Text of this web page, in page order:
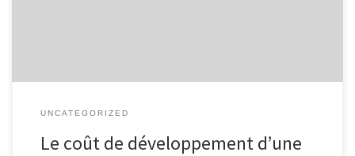
UNCATEGORIZED
Le coût de développement d’une